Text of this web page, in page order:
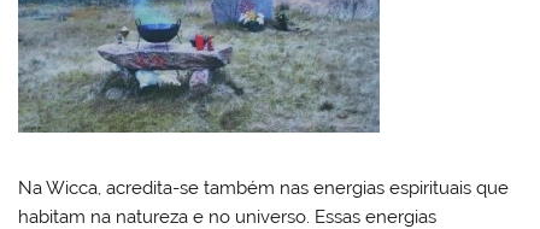
Na Wicca, acredita-se também nas energias espirituais que
habitam na natureza e no universo. Essas energias